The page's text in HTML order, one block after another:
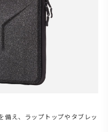
備え、ラップトップやタブレッ